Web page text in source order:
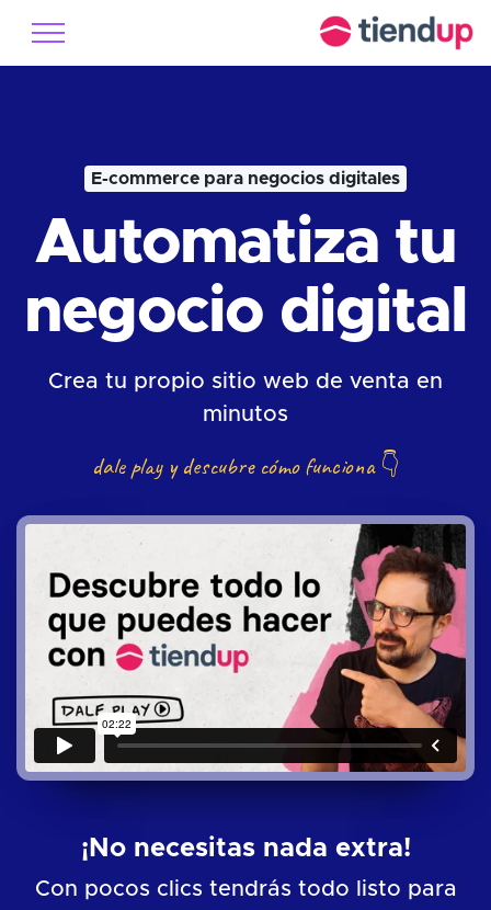
E-commerce para negocios digitales
Automatiza tu
negocio digital
Crea tu propio sitio web de venta en
minutos
dale play y descubre cómo funciona 👇
¡No necesitas nada extra!
Con pocos clics tendrás todo listo para